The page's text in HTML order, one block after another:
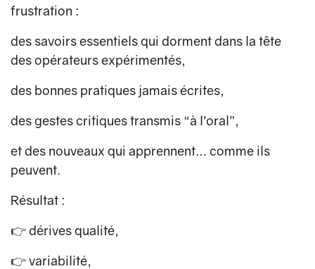
frustration :
des savoirs essentiels qui dorment dans la tête
des opérateurs expérimentés,
des bonnes pratiques jamais écrites,
des gestes critiques transmis “à l’oral”,
et des nouveaux qui apprennent… comme ils
peuvent.
Résultat :
👉 dérives qualité,
👉 variabilité,